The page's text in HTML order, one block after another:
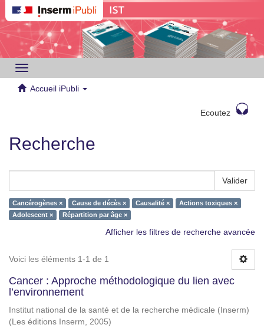
Toggle
navigation
Accueil iPubli
Ecoutez
Recherche
Valider
Cancérogènes × Cause de décès × Causalité ×
Actions toxiques ×
Adolescent ×
Répartition par âge ×
Afficher les filtres de recherche avancée
Voici les éléments 1-1 de 1
Cancer : Approche méthodologique du lien avec
l’environnement
Institut national de la santé et de la recherche médicale (Inserm)
(Les éditions Inserm, 2005)